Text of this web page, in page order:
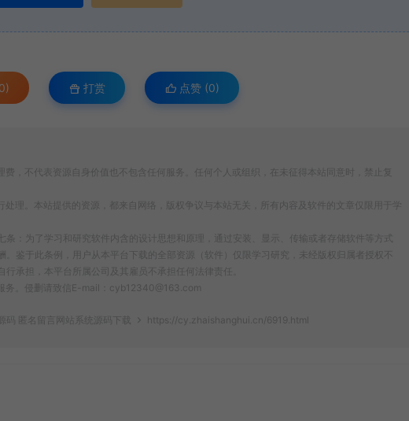
打赏 点赞 (0)
，不代表资源自身价值也不包含任何服务。任何个人或组织，在未征得本站同意时，禁止复
理。本站提供的资源，都来自网络，版权争议与本站无关，所有内容及软件的文章仅限用于学
：为了学习和研究软件内含的设计思想和原理，通过安装、显示、传输或者存储软件等方式
。鉴于此条例，用户从本平台下载的全部资源（软件）仅限学习研究，未经版权归属者授权不
承担，本平台所属公司及其雇员不承担任何法律责任。
务。侵删请致信E-mail：cyb12340@163.com
码 匿名留言网站系统源码下载 https://cy.zhaishanghui.cn/6919.html